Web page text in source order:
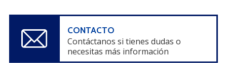
CONTACTO
Contáctanos si tienes dudas o
necesitas más información